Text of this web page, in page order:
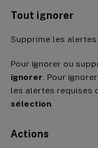
Tout ignorer
Supprime les alertes
Pour ignorer ou
ignorer . Pour
les alertes requises
sélection
Actions